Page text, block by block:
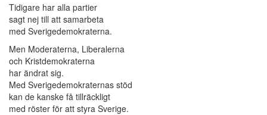
Tidigare har alla partier
sagt nej till att samarbeta
med Sverigedemokraterna.
Men Moderaterna, Liberalerna
och Kristdemokraterna
har ändrat sig.
Med Sverigedemokraternas stöd
kan de kanske få tillräckligt
med röster för att styra Sverige.